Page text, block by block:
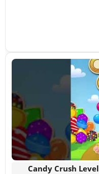
طريقة تخطي مستويات كاندي كراش Candy Crush Level